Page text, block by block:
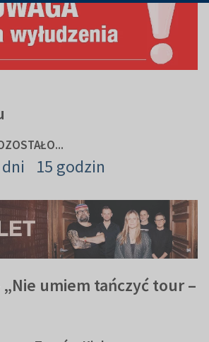
15 godzin
umiem tańczyć tour –